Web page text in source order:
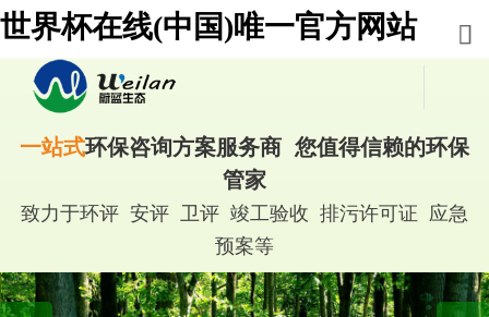
世界杯在线(中国)唯一官方网站
一站式环保咨询方案服务商 您值得信赖的环保
管家
致力于环评 安评 卫评 竣工验收 排污许可证 应急
预案等